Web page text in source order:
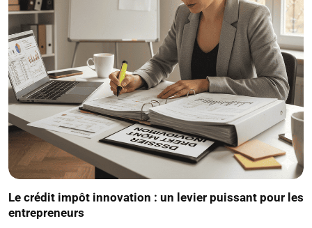
Le crédit impôt innovation : un levier puissant pour les
entrepreneurs